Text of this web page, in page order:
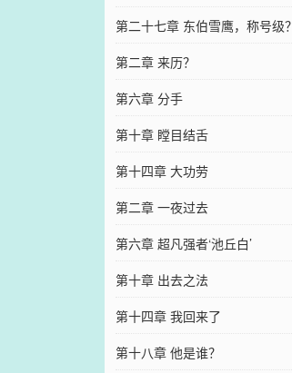
第二十七章 东伯雪鹰，称号级？
第二章 来历？
第六章 分手
第十章 瞠目结舌
第十四章 大功劳
第二章 一夜过去
第六章 超凡强者‘池丘白’
第十章 出去之法
第十四章 我回来了
第十八章 他是谁？